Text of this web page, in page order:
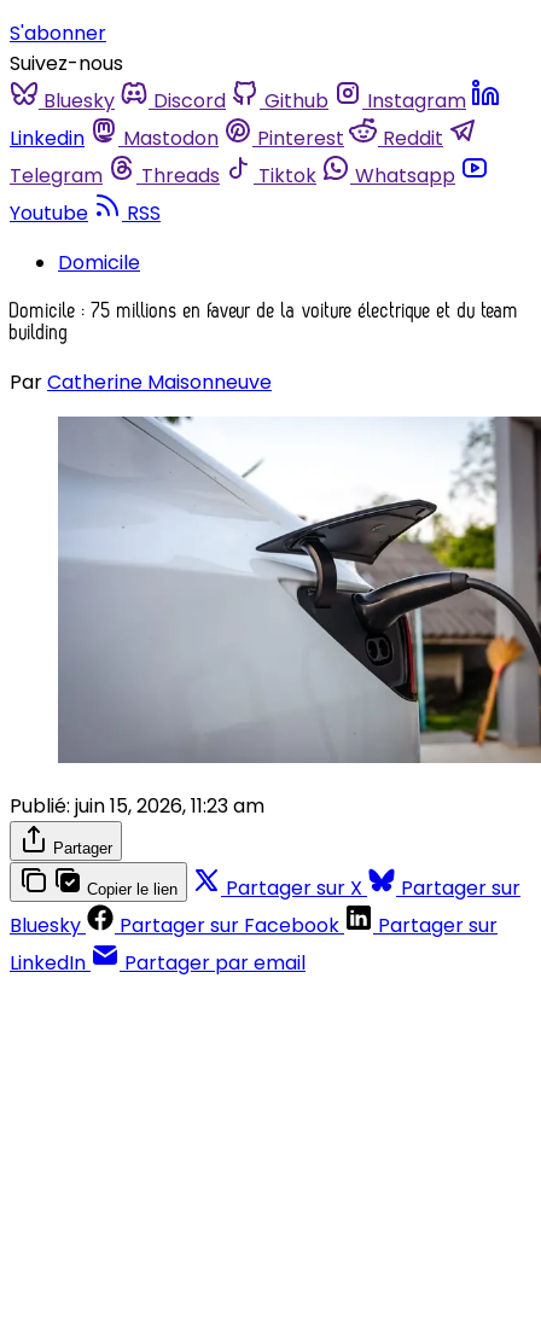
S'abonner
Suivez-nous
Bluesky
Discord Github
Instagram
Linkedin
Mastodon Pinterest
Reddit
Telegram
Threads Tiktok
Whatsapp
Youtube
RSS
Domicile
Domicile : 75 millions en faveur de la voiture électrique et du team
building
ParCatherine Maisonneuve
Publié: juin 15, 2026, 11:23 am
Partager
Copier le lien Partager sur X
Partager sur
Bluesky
Partager sur Facebook
Partager sur
LinkedIn
Partager par email